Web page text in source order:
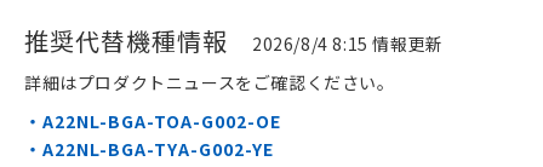
推奨代替機種情報
2026/8/4 8:15 情報更新
・A22NL-BGA-TOA-G002-OE
・A22NL-BGA-TYA-G002-YE
詳細はプロダクトニュースをご確認ください。